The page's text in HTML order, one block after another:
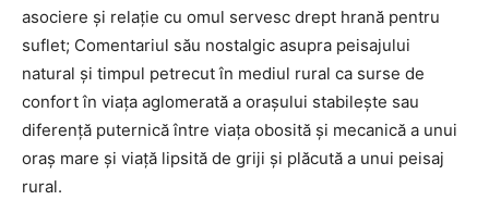
asociere și relație cu omul servesc drept hrană pentru
suflet; Comentariul său nostalgic asupra peisajului
natural și timpul petrecut în mediul rural ca surse de
confort în viața aglomerată a orașului stabilește sau
diferență puternică între viața obosită și mecanică a unui
oraș mare și viață lipsită de griji și plăcută a unui peisaj
rural.